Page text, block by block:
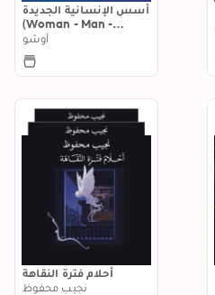
أسس الإنسانية الجديدة
(Woman - Man -
Children)
أوشو
أحلام فترة النقاهة
نجيب محفوظ